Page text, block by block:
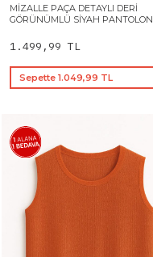
MIZALLE PAÇA DETAYLI DERI
GÖRÜNÜMLÜ SIYAH PANTOLON
1.499,99 TL
Sepette 1.049,99 TL